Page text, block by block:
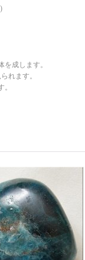
成します。
れます。